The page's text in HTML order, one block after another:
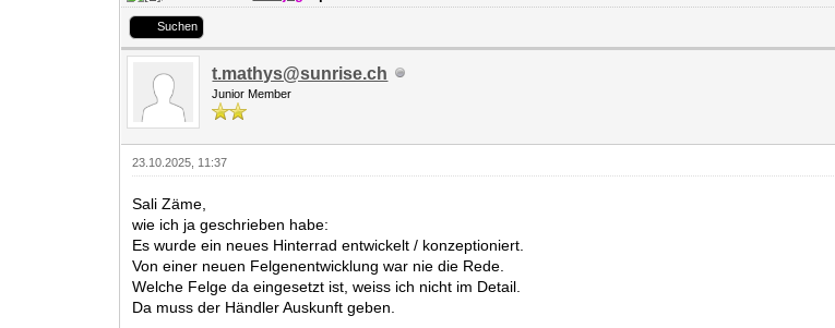
Suchen
t.mathys@sunrise.ch
Junior Member
23.10.2025, 11:37
Sali Zäme,
wie ich ja geschrieben habe:
Es wurde ein neues Hinterrad entwickelt / konzeptioniert.
Von einer neuen Felgenentwicklung war nie die Rede.
Welche Felge da eingesetzt ist, weiss ich nicht im Detail.
Da muss der Händler Auskunft geben.